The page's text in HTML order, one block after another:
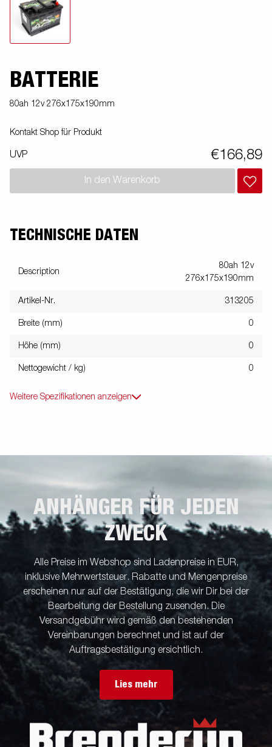
BATTERIE
80ah 12v 276x175x190mm
Kontakt Shop für Produkt
UVP €166,89
In den Warenkorb
TECHNISCHE DATEN
Description
80ah 12v
276x175x190mm
Artikel-Nr. 313205
Breite (mm) 0
Höhe (mm) 0
Nettogewicht / kg) 0
Weitere Spezifikationen anzeigen
ANHÄNGER FÜR JEDEN
ZWECK
Alle Preise im Webshop sind Ladenpreise in EUR,
inklusive Mehrwertsteuer. Rabatte und Mengenpreise
erscheinen nur auf der Bestätigung, die wir Dir bei der
Bearbeitung der Bestellung zusenden. Die
Versandgebühr wird gemäß den bestehenden
Vereinbarungen berechnet und ist auf der
Auftragsbestätigung ersichtlich.
Lies mehr